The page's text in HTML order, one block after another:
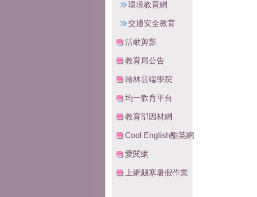
環境教育網
交通安全教育
活動剪影
教育局公告
翰林雲端學院
均一教育平台
教育部因材網
Cool English酷英網
愛閱網
上網飆寒暑假作業